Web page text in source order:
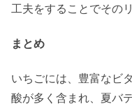
工夫をすることでその
まとめ
いちごには、豊富なビ
酸が多く含まれ、夏バ